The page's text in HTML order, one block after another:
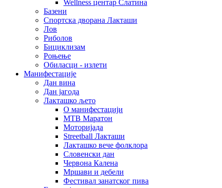
Wellness центар Слатина
Базени
Спортска дворана Лакташи
Лов
Риболов
Бициклизам
Роњење
Обиласци - излети
Манифестације
Дан вина
Дан јагода
Лакташко љето
О манифестацији
MTB Маратон
Моторијада
Streetball Лакташи
Лакташко вече фолклора
Словенски дан
Червона Калена
Мршави и дебели
Фестивал занатског пива